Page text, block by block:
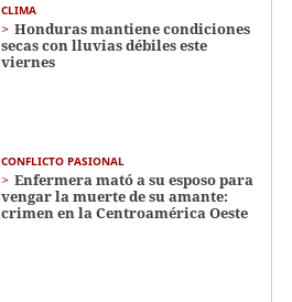
CLIMA
Honduras mantiene condiciones
secas con lluvias débiles este
viernes
CONFLICTO PASIONAL
Enfermera mató a su esposo para
vengar la muerte de su amante:
crimen en la Centroamérica Oeste